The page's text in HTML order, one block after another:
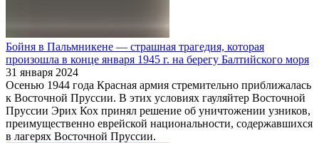
Бойня в Пальмникене — страшная трагедия, которая
произошла в конце января 1945 г. на берегу Балтийского моря
31 января 2024
Осенью 1944 года Красная армия стремительно приближалась
к Восточной Пруссии. В этих условиях гауляйтер Восточной
Пруссии Эрих Кох принял решение об уничтожении узников,
преимущественно еврейской национальности, содержавшихся
в лагерях Восточной Пруссии.